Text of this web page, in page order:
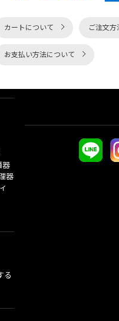
カートについて ご注文方
お支払い方法について
器
器
る